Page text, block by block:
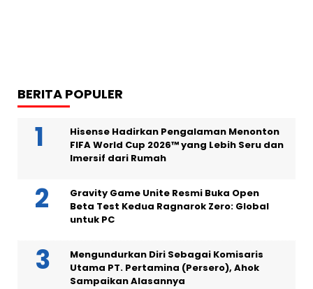
BERITA POPULER
Hisense Hadirkan Pengalaman Menonton
FIFA World Cup 2026™ yang Lebih Seru dan
Imersif dari Rumah
Gravity Game Unite Resmi Buka Open
Beta Test Kedua Ragnarok Zero: Global
untuk PC
Mengundurkan Diri Sebagai Komisaris
Utama PT. Pertamina (Persero), Ahok
Sampaikan Alasannya